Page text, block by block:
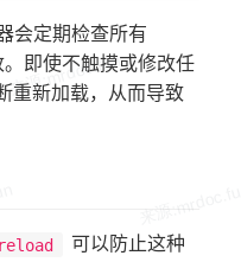
会定期检查所有
即使不触摸或修改任
重新加载，从而导致
可以防止这种